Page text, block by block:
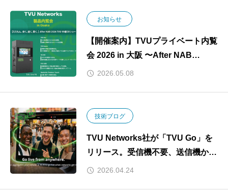
お知らせ
【開催案内】TVUプライベート内覧
会 2026 in 大阪 〜After NAB
Show〜（共催：アスヒラク株式会
2026.05.08
技術ブログ
TVU Networks社が「TVU Go」を
リリース。受信機不要、送信機から
ダイレクトにIPストリーミング配信
2026.04.24